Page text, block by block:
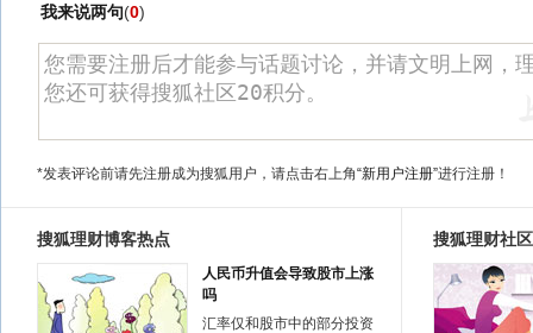
我来说两句(0)
*发表评论前请先注册成为搜狐用户，请点击右上角“新用户注册”进行注册！
搜狐理财博客热点
人民币升值会导致股市上涨
吗
汇率仅和股市中的部分投资
搜狐理财社